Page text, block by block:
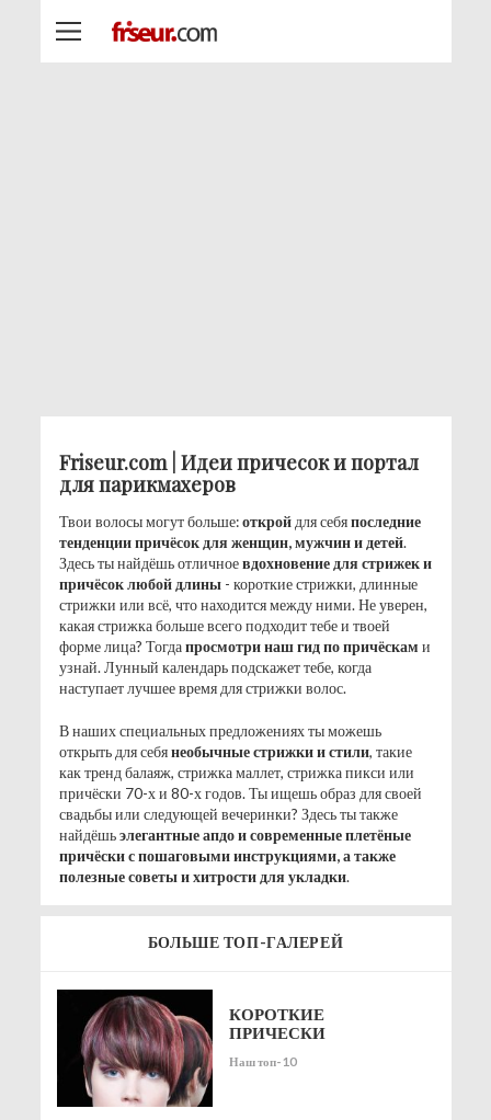
Friseur.com | Идеи причесок и портал
для парикмахеров
Твои волосы могут больше:откройдля себяпоследние
тенденции причёсок для женщин, мужчин и детей.
Здесь ты найдёшь отличноевдохновение для стрижек и
причёсок любой длины- короткие стрижки, длинные
стрижки или всё, что находится между ними. Не уверен,
какая стрижка больше всего подходит тебе и твоей
форме лица? Тогдапросмотри наш гид по причёскам и
узнай. Лунный календарь подскажет тебе, когда
наступает лучшее время для стрижки волос.
В наших специальных предложениях ты можешь
открыть для себянеобычные стрижки и стили, такие
как тренд балаяж, стрижка маллет, стрижка пикси или
причёски 70-х и 80-х годов. Ты ищешь образ для своей
свадьбы или следующей вечеринки? Здесь ты также
найдёшьэлегантные апдо и современные плетёные
причёски с пошаговыми инструкциями, а также
полезные советы и хитрости для укладки.
БОЛЬШЕ ТОП-ГАЛЕРЕЙ
КОРОТКИЕ
ПРИЧЕСКИ
Наш топ-10